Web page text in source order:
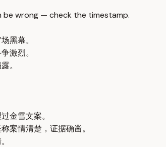
wrong — check the timestamp.
黑幕。
激烈。
。
金雪文案。
案情清楚，证据确凿。